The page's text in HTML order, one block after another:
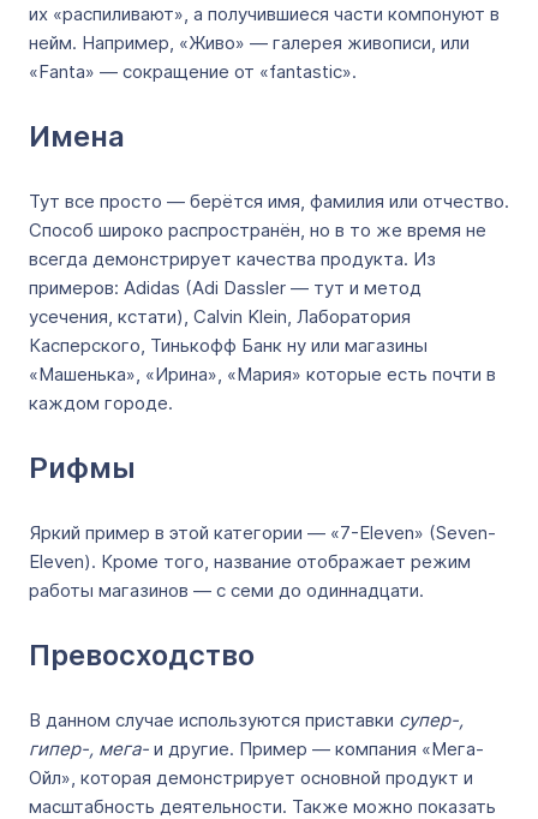
их «распиливают», а получившиеся части компонуют в
нейм. Например, «Живо» — галерея живописи, или
«Fanta» — сокращение от «fantastic».
Имена
Тут все просто — берётся имя, фамилия или отчество.
Способ широко распространён, но в то же время не
всегда демонстрирует качества продукта. Из
примеров: Adidas (Adi Dassler — тут и метод
усечения, кстати), Calvin Klein, Лаборатория
Касперского, Тинькофф Банк ну или магазины
«Машенька», «Ирина», «Мария» которые есть почти в
каждом городе.
Рифмы
Яркий пример в этой категории — «7-Eleven» (Seven-
Eleven). Кроме того, название отображает режим
работы магазинов — с семи до одиннадцати.
Превосходство
В данном случае используются приставки супер-,
гипер-, мега- и другие. Пример — компания «Мега-
Ойл», которая демонстрирует основной продукт и
масштабность деятельности. Также можно показать